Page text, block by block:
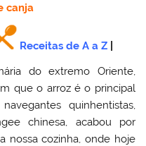
canja
Receitas de A a Z
do extremo Oriente,
que o arroz é o principal
quinhentistas,
chinesa, acabou por
nossa cozinha, onde hoje